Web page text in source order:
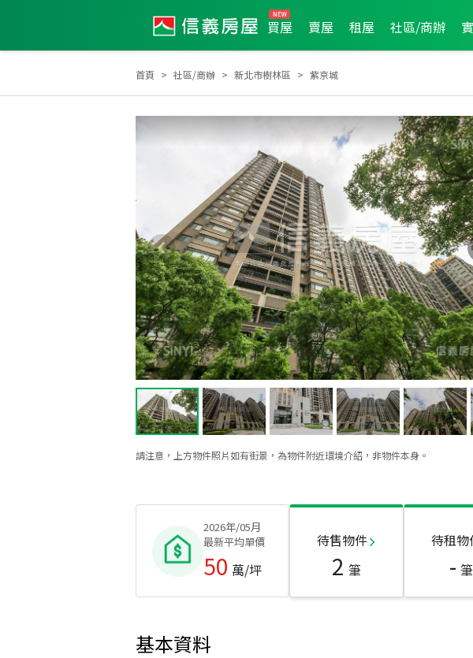
買屋 賣屋 租屋 社區/商辦
首頁 社區/商辦 新北市樹林區 紫京城
請注意，上方物件照片如有街景，為物件附近環境介紹，非物件本身。
2025年11月區成件
2026年/05月
最新平均單價
50 萬/坪
待售物件
2 筆
待租物
- 筆
基本資料